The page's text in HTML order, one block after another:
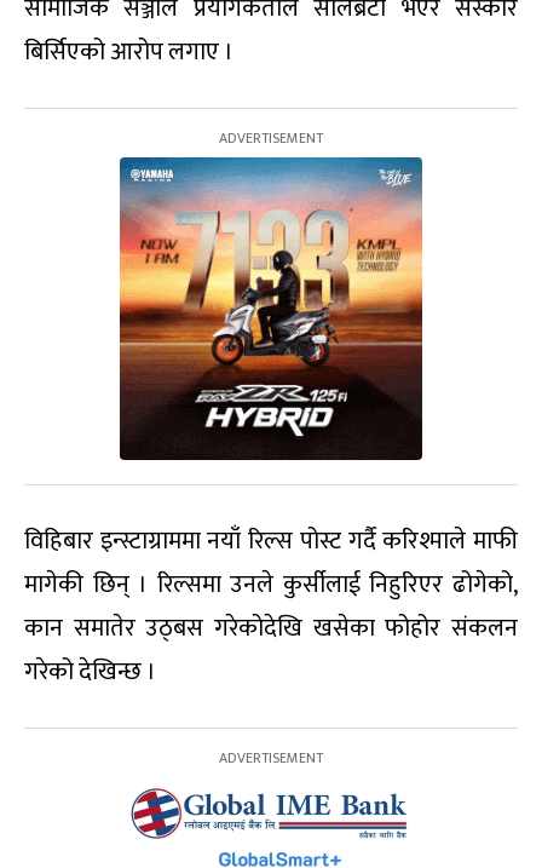
सामाजिक सञ्जाल प्रयोगकर्ताले सेलिब्रेटी भएर संस्कार
बिर्सिएको आरोप लगाए ।
विहिबार इन्स्टाग्राममा नयाँ रिल्स पोस्ट गर्दै करिश्माले माफी
मागेकी छिन् । रिल्समा उनले कुर्सीलाई निहुरिएर ढोगेको,
कान समातेर उठ्बस गरेकोदेखि खसेका फोहोर संकलन
गरेको देखिन्छ ।